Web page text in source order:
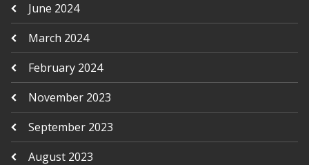
June 2024
March 2024
February 2024
November 2023
September 2023
August 2023